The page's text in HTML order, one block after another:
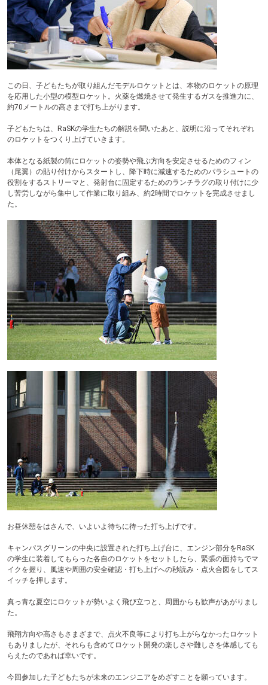
この日、子どもたちが取り組んだモデルロケットとは、本物のロケットの原理
を応用した小型の模型ロケット。火薬を燃焼させて発生するガスを推進力に、
約70メートルの高さまで打ち上がります。
子どもたちは、RaSKの学生たちの解説を聞いたあと、説明に沿ってそれぞれ
のロケットをつくり上げていきます。
本体となる紙製の筒にロケットの姿勢や飛ぶ方向を安定させるためのフィン
（尾翼）の貼り付けからスタートし、降下時に減速するためのパラシュートの
役割をするストリーマと、発射台に固定するためのランチラグの取り付けに少
し苦労しながら集中して作業に取り組み、約2時間でロケットを完成させまし
た。
お昼休憩をはさんで、いよいよ待ちに待った打ち上げです。
キャンパスグリーンの中央に設置された打ち上げ台に、エンジン部分をRaSK
の学生に装着してもらった各自のロケットをセットしたら、緊張の面持ちでマ
イクを握り、風速や周囲の安全確認・打ち上げへの秒読み・点火合図をしてス
イッチを押します。
真っ青な夏空にロケットが勢いよく飛び立つと、周囲からも歓声があがりまし
た。
飛翔方向や高さもさまざまで、点火不良等により打ち上がらなかったロケット
もありましたが、それらも含めてロケット開発の楽しさや難しさを体感しても
らえたのであれば幸いです。
今回参加した子どもたちが未来のエンジニアをめざすことを願っています。